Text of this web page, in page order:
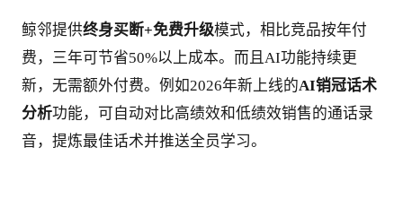
鲸邻提供终身买断+免费升级模式，相比竞品按年付
费，三年可节省50%以上成本。而且AI功能持续更
新，无需额外付费。例如2026年新上线的AI销冠话术
分析功能，可自动对比高绩效和低绩效销售的通话录
音，提炼最佳话术并推送全员学习。